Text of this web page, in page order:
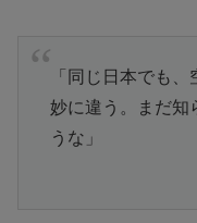
「同じ日本でも
妙に違う。まだ知
うな」